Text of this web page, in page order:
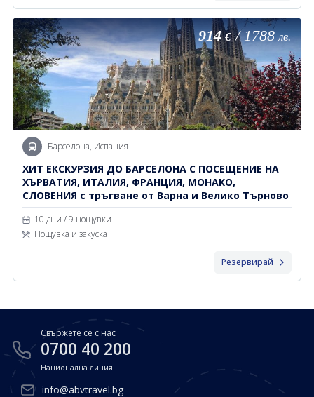
914 €/1788 лв.
Барселона, Испания
ХИТ ЕКСКУРЗИЯ ДО БАРСЕЛОНА С ПОСЕЩЕНИЕ НА
ХЪРВАТИЯ, ИТАЛИЯ, ФРАНЦИЯ, МОНАКО,
СЛОВЕНИЯ с тръгване от Варна и Велико Търново
10 дни / 9 нощувки
Нощувка и закуска
Резервирай
Свържете се с нас
0700 40 200
Национална линия
info@abvtravel.bg